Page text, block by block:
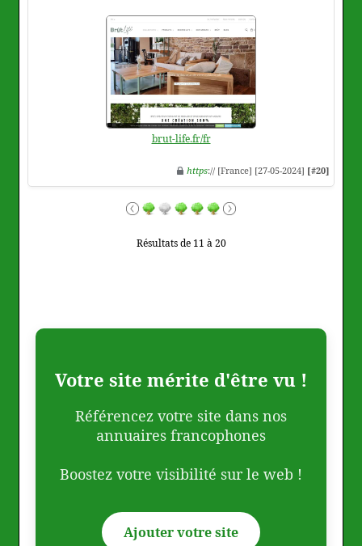
brut-life.fr/fr
https:// [France] [27-05-2024] [#20]
Résultats de 11 à 20
Votre site mérite d'être vu !
Référencez votre site dans nos
annuaires francophones
Boostez votre visibilité sur le web !
Ajouter votre site